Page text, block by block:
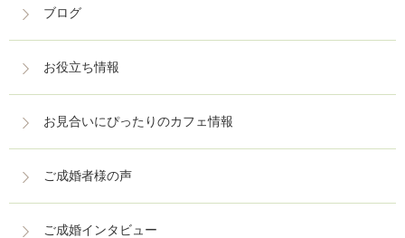
ブログ
お役立ち情報
お見合いにぴったりのカフェ情報
ご成婚者様の声
ご成婚インタビュー